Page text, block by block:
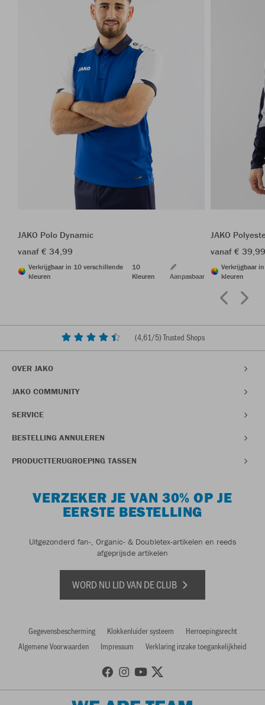
JAKO Polo Dynamic
vanaf € 34,99
Verkrijgbaar in 10 verschillende
kleuren
10
Kleuren
Aanpasbaar
JAKO
vanaf €
Verkrijgbaar
kleuren
(4,61/5) Trusted Shops
OVER JAKO
JAKO COMMUNITY
SERVICE
BESTELLING ANNULEREN
PRODUCTTERUGROEPING TASSEN
VERZEKER JE VAN 30% OP JE
EERSTE BESTELLING
Uitgezonderd fan-, Organic- & Doubletex-artikelen en reeds
afgeprijsde artikelen
WORD NU LID VAN DE CLUB
Gegevensbescherming Klokkenluider systeem
Herroepingsrecht
Algemene Voorwaarden
Impressum Verklaring inzake toegankelijkheid